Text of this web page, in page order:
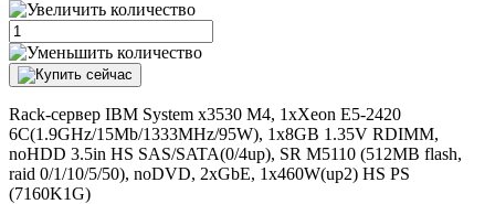
Rack-сервер IBM System x3530 M4, 1xXeon E5-2420
6C(1.9GHz/15Mb/1333MHz/95W), 1x8GB 1.35V RDIMM,
noHDD 3.5in HS SAS/SATA(0/4up), SR M5110 (512MB flash,
raid 0/1/10/5/50), noDVD, 2xGbE, 1x460W(up2) HS PS
(7160K1G)